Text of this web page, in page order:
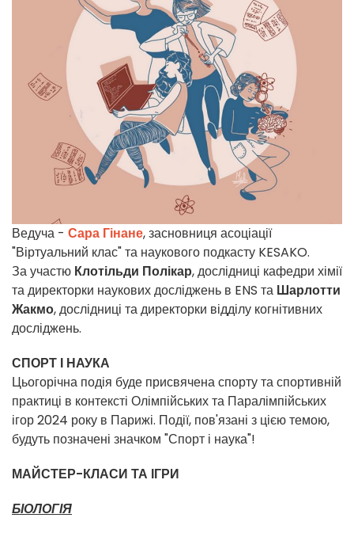
Ведуча - Сара Гінане, засновниця асоціації
"Віртуальний клас" та наукового подкасту KESAKO.
За участю Клотільди Полікар, дослідниці кафедри хімії
та директорки наукових досліджень в ENS та Шарлотти
Жакмо, дослідниці та директорки відділу когнітивних
досліджень.
СПОРТ І НАУКА
Цьогорічна подія буде присвячена спорту та спортивній
практиці в контексті Олімпійських та Паралімпійських
ігор 2024 року в Парижі. Події, пов'язані з цією темою,
будуть позначені значком "Спорт і наука"!
МАЙСТЕР-КЛАСИ ТА ІГРИ
БІОЛОГІЯ